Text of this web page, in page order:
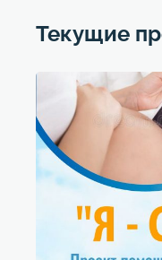
Текущие